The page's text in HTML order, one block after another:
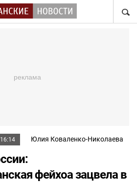
Юлия Коваленко-Николаева
фейхоа зацвела в